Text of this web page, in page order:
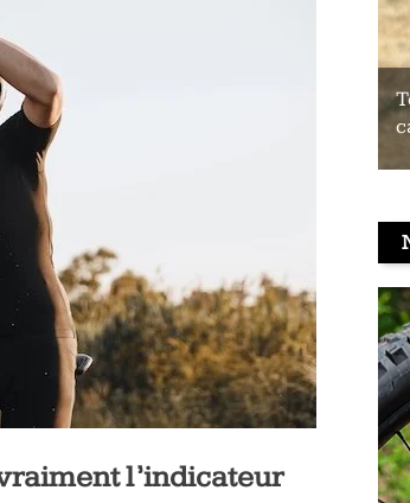
l’indicateur
du Coospo HW9 : un brassard
à prix contenu